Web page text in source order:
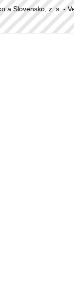
a Slovensko, z. s. -